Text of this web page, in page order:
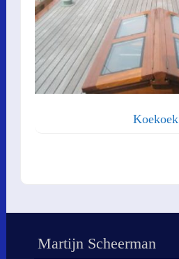
Koekoek
Martijn Scheerman